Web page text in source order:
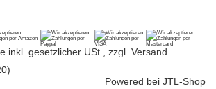
inkl. gesetzlicher USt., zzgl. Versand
Powered bei JTL-Shop